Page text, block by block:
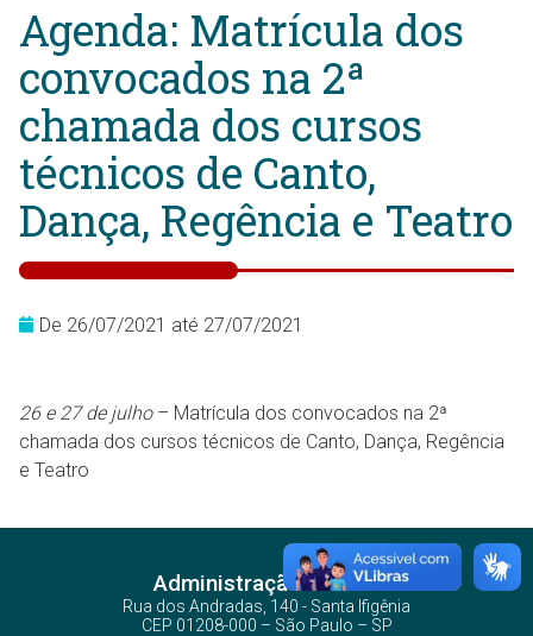
Agenda: Matrícula dos
convocados na 2ª
chamada dos cursos
técnicos de Canto,
Dança, Regência e Teatro
De 26/07/2021 até 27/07/2021
26 e 27 de julho– Matrícula dos convocados na 2ª
chamada dos cursos técnicos de Canto, Dança, Regência
e Teatro
Administração Central
Rua dos Andradas, 140 - Santa Ifigênia
CEP 01208-000 – São Paulo – SP